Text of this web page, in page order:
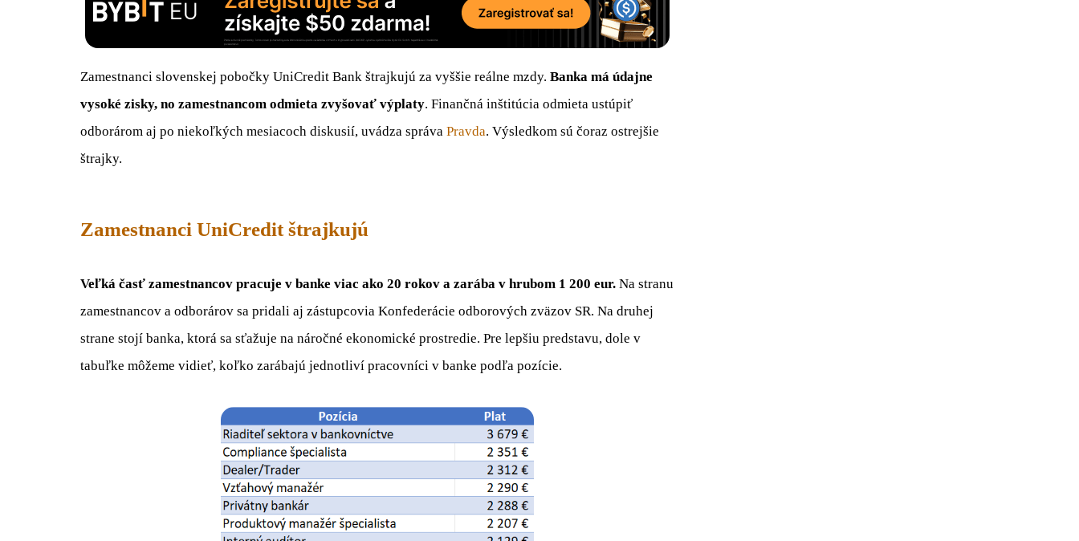
Zamestnanci slovenskej pobočky UniCredit Bank štrajkujú za vyššie reálne mzdy. Banka má údajne
vysoké zisky, no zamestnancom odmieta zvyšovať výplaty. Finančná inštitúcia odmieta ustúpiť
odborárom aj po niekoľkých mesiacoch diskusií, uvádza správa Pravda. Výsledkom sú čoraz ostrejšie
štrajky.
Zamestnanci UniCredit štrajkujú
Veľká časť zamestnancov pracuje v banke viac ako 20 rokov a zarába v hrubom 1 200 eur. Na stranu
zamestnancov a odborárov sa pridali aj zástupcovia Konfederácie odborových zväzov SR. Na druhej
strane stojí banka, ktorá sa sťažuje na náročné ekonomické prostredie. Pre lepšiu predstavu, dole v
tabuľke môžeme vidieť, koľko zarábajú jednotliví pracovníci v banke podľa pozície.